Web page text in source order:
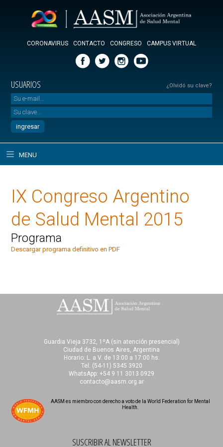
CORONAVIRUS CONTACTO CONGRESO CAMPUS VIRTUAL
USUARIOS ¿Olvidó su clave?
MENU
IX Congreso Argentino
de Salud Mental 2015
Programa
Descargar programa definitivo en PDF
Guardia Vieja 3732, 1ºA (sin atención presencial)
Ciudad de Buenos Aires, Argentina
Horario: L. a V. de 13:00 a 17:00 hs.
Tel: (54-11) 5345 3920
WhatsApp: +54 9 11 3013 0929
contacto@aasm.org.ar
AASM es miembro con derecho a voto de la World Federation for Mental
Health.
SUSCRIBIR AL NEWSLETTER